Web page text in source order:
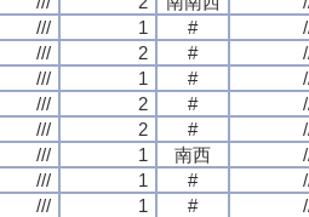
/// 1 #
/// 2 #
/// 1 #
/// 2 #
/// 2 #
/// 1 南西
/// 1 #
/// 1 #